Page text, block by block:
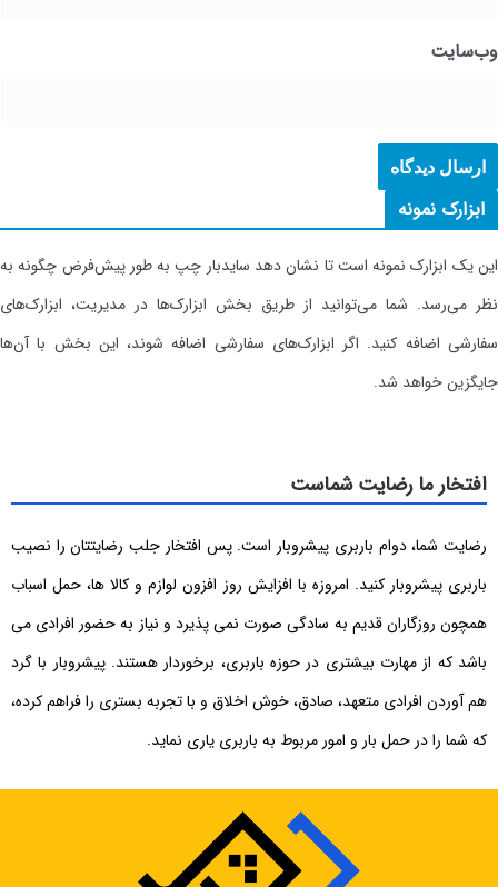
وب‌سایت
ابزارک نمونه
این یک ابزارک نمونه است تا نشان دهد سایدبار چپ به طور پیش‌فرض چگونه به
نظر می‌رسد. شما می‌توانید از طریق بخش ابزارک‌ها در مدیریت، ابزارک‌های
سفارشی اضافه کنید. اگر ابزارک‌های سفارشی اضافه شوند، این بخش با آن‌ها
جایگزین خواهد شد.
افتخار ما رضایت شماست
رضایت شما، دوام باربری پیشروبار است. پس افتخار جلب رضایتتان را نصیب
باربری پیشروبار کنید. امروزه با افزایش روز افزون لوازم و کالا ها، حمل اسباب
همچون روزگاران قدیم به سادگی صورت نمی پذیرد و نیاز به حضور افرادی می
باشد که از مهارت بیشتری در حوزه باربری، برخوردار هستند. پیشروبار با گرد
هم آوردن افرادی متعهد، صادق، خوش اخلاق و با تجربه بستری را فراهم کرده،
که شما را در حمل بار و امور مربوط به باربری یاری نماید.